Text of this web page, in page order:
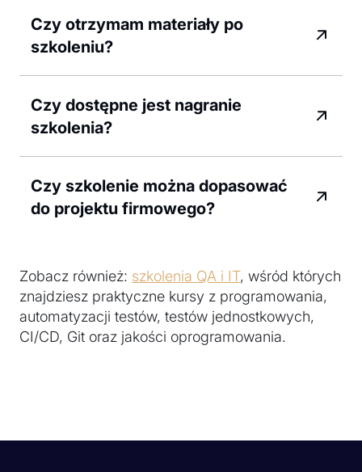
Czy otrzymam materiały po
szkoleniu?
Czy dostępne jest nagranie
szkolenia?
Czy szkolenie można dopasować
do projektu firmowego?
Zobacz również: szkolenia QA i IT, wśród których
znajdziesz praktyczne kursy z programowania,
automatyzacji testów, testów jednostkowych,
CI/CD, Git oraz jakości oprogramowania.